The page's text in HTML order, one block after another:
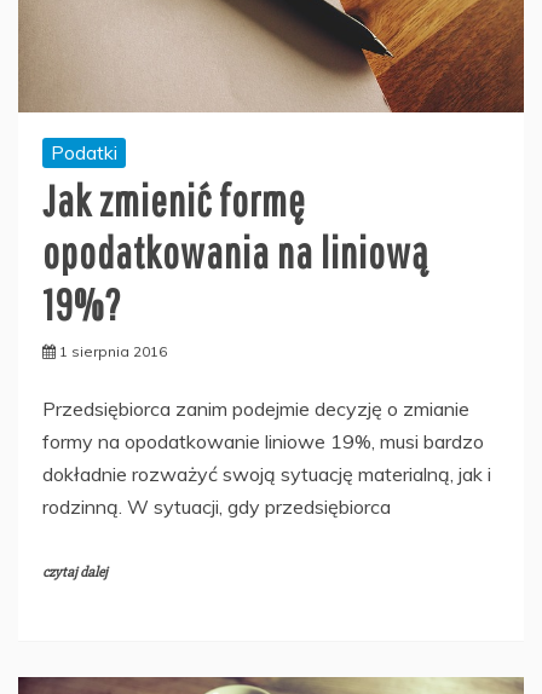
Podatki
Jak zmienić formę
opodatkowania na liniową
19%?
1 sierpnia 2016
Przedsiębiorca zanim podejmie decyzję o zmianie
formy na opodatkowanie liniowe 19%, musi bardzo
dokładnie rozważyć swoją sytuację materialną, jak i
rodzinną. W sytuacji, gdy przedsiębiorca
czytaj dalej